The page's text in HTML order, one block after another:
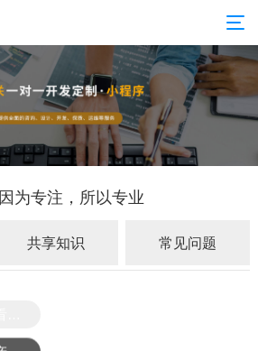
因为专注，所以专业
共享知识 常见问题